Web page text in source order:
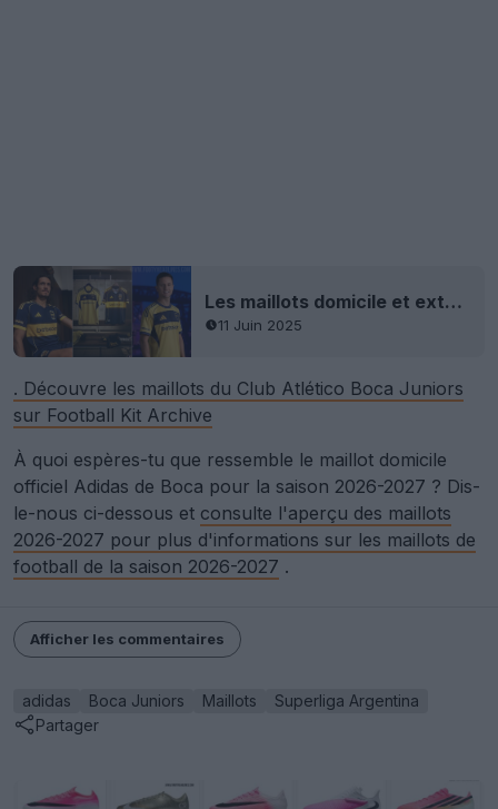
Les maillots domicile et extérieur du 120e anniversaire de Boca Juniors 2015-2016 dévoilés
11 Juin 2025
. Découvre les maillots du Club Atlético Boca Juniors
sur Football Kit Archive
À quoi espères-tu que ressemble le maillot domicile
officiel Adidas de Boca pour la saison 2026-2027 ? Dis-
le-nous ci-dessous et consulte l'aperçu des maillots
2026-2027 pour plus d'informations sur les maillots de
football de la saison 2026-2027 .
Afficher les commentaires
adidas Boca Juniors Maillots
Superliga Argentina
Partager